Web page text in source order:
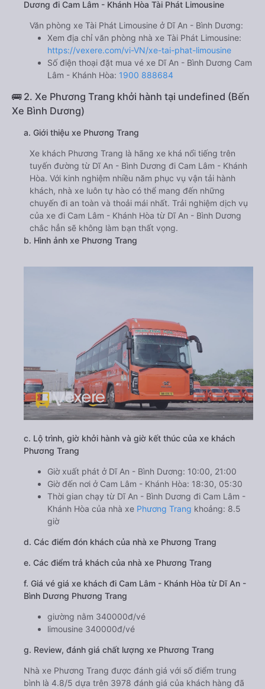
Dương đi Cam Lâm - Khánh Hòa Tài Phát Limousine
Văn phòng xe Tài Phát Limousine ở Dĩ An - Bình Dương:
Xem địa chỉ văn phòng nhà xe Tài Phát Limousine:
https://vexere.com/vi-VN/xe-tai-phat-limousine
Số điện thoại đặt mua vé xe Dĩ An - Bình Dương Cam
Lâm - Khánh Hòa: 1900 888684
🚌 2. Xe Phương Trang khởi hành tại undefined (Bến
Xe Bình Dương)
a. Giới thiệu xe Phương Trang
Xe khách Phương Trang là hãng xe khá nổi tiếng trên
tuyến đường từ Dĩ An - Bình Dương đi Cam Lâm - Khánh
Hòa. Với kinh nghiệm nhiều năm phục vụ vận tải hành
khách, nhà xe luôn tự hào có thể mang đến những
chuyến đi an toàn và thoải mái nhất. Trải nghiệm dịch vụ
của xe đi Cam Lâm - Khánh Hòa từ Dĩ An - Bình Dương
chắc hẳn sẽ không làm bạn thất vọng.
b. Hình ảnh xe Phương Trang
c. Lộ trình, giờ khởi hành và giờ kết thúc của xe khách
Phương Trang
Giờ xuất phát ở Dĩ An - Bình Dương: 10:00, 21:00
Giờ đến nơi ở Cam Lâm - Khánh Hòa: 18:30, 05:30
Thời gian chạy từ Dĩ An - Bình Dương đi Cam Lâm -
Khánh Hòa của nhà xe Phương Trang khoảng: 8.5
giờ
d. Các điểm đón khách của nhà xe Phương Trang
e. Các điểm trả khách của nhà xe Phương Trang
f. Giá vé giá xe khách đi Cam Lâm - Khánh Hòa từ Dĩ An -
Bình Dương Phương Trang
giường nằm 340000đ/vé
limousine 340000đ/vé
g. Review, đánh giá chất lượng xe Phương Trang
Nhà xe Phương Trang được đánh giá với số điểm trung
bình là 4.8/5 dựa trên 3978 đánh giá của khách hàng đã